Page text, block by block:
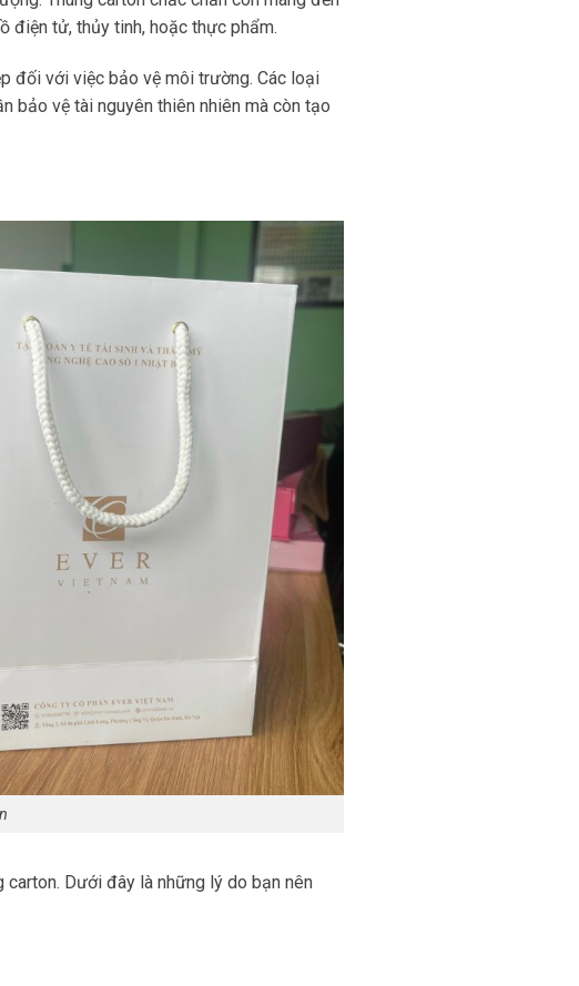
điện tử, thủy tinh, hoặc thực phẩm.
đối với việc bảo vệ môi trường. Các loại
bảo vệ tài nguyên thiên nhiên mà còn tạo
Dưới đây là những lý do bạn nên